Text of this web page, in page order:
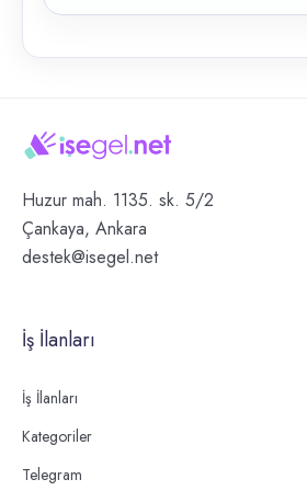
Huzur mah. 1135. sk. 5/2
Çankaya, Ankara
destek@isegel.net
İş İlanları
İş İlanları
Kategoriler
Telegram